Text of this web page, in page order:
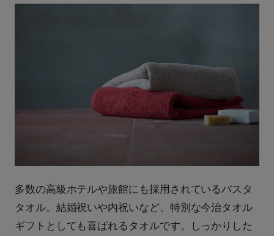
多数の高級ホテルや旅館にも採用されているバスタ
タオル。結婚祝いや内祝いなど、特別な今治タオル
ギフトとしても喜ばれるタオルです。しっかりした